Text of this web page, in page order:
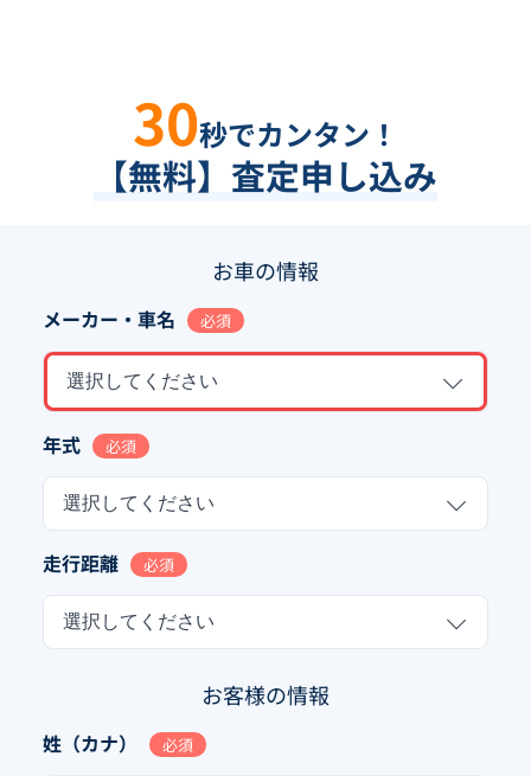
30秒でカンタン！
【無料】査定申し込み
お車の情報
メーカー・車名 必須
選択してください
年式 必須
選択してください
走行距離 必須
選択してください
お客様の情報
姓（カナ） 必須